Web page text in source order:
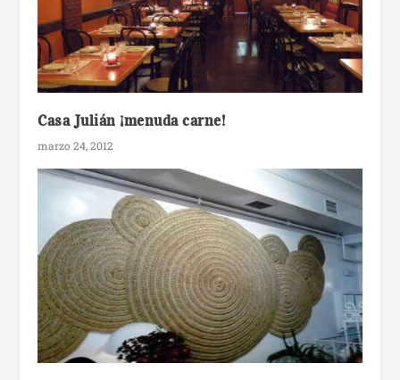
Casa Julián ¡menuda carne!
marzo 24, 2012